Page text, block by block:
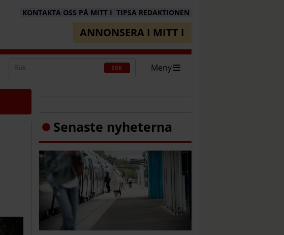
KONTAKTA OSS PÅ MITT I TIPSA REDAKTIONEN
ANNONSERA I MITT I
SÖK Meny
Senaste nyheterna